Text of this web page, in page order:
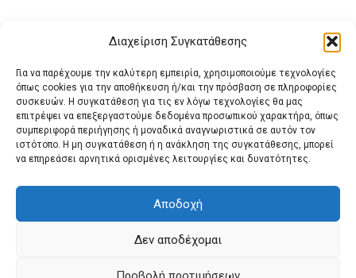
Διαχείριση Συγκατάθεσης
Για να παρέχουμε την καλύτερη εμπειρία, χρησιμοποιούμε τεχνολογίες
όπως cookies για την αποθήκευση ή/και την πρόσβαση σε πληροφορίες
συσκευών. Η συγκατάθεση για τις εν λόγω τεχνολογίες θα μας
επιτρέψει να επεξεργαστούμε δεδομένα προσωπικού χαρακτήρα, όπως
συμπεριφορά περιήγησης ή μοναδικά αναγνωριστικά σε αυτόν τον
ιστότοπο. Η μη συγκατάθεση ή η ανάκληση της συγκατάθεσης, μπορεί
να επηρεάσει αρνητικά ορισμένες λειτουργίες και δυνατότητες.
Αποδοχή
Δεν αποδέχομαι
Buy Adspace ΑΡΧΙΚΗ ΕΠΙΚΟΙΝΩΝΙΑ
ΟΡΟΙ ΧΡΗΣΗΣ